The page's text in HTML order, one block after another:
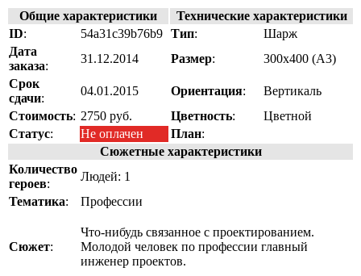
Общие характеристики
Технические характеристики
ID: 54a31c39b76b9 Тип:
Шарж
Дата
заказа:
31.12.2014 Размер:
300x400 (A3)
Срок
сдачи:
04.01.2015 Ориентация:
Вертикаль
Стоимость: 2750 руб. Цветность:
Цветной
Статус: Не оплачен План:
Сюжетные характеристики
Количество
героев:
Людей: 1
Тематика: Профессии
Сюжет:
Что-нибудь связанное с проектированием.
Молодой человек по профессии главный
инженер проектов.